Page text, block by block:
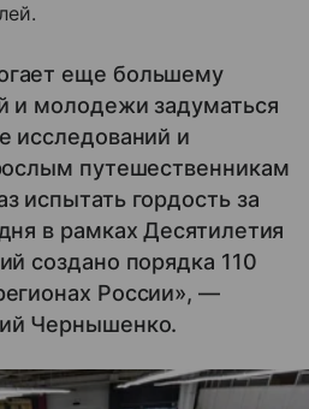
еще большему
и молодежи задуматься
исследований и
путешественникам
испытать гордость за
в рамках Десятилетия
создано порядка 110
России», —
Чернышенко.